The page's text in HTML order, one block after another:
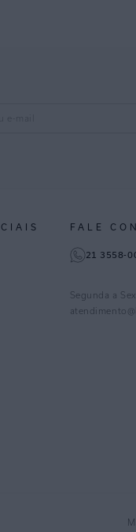
FALE
21 3558-
Segunda a